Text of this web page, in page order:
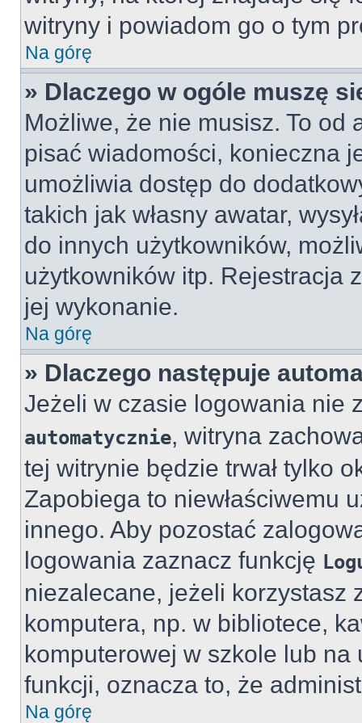
witryny i powiadom go o tym
Na górę
» Dlaczego w ogóle muszę
Możliwe, że nie musisz. To od
pisać wiadomości, konieczna
umożliwia dostęp do
takich jak własny awatar,
do innych użytkowników,
użytkowników itp. Rejestracja
jej wykonanie.
Na górę
» Dlaczego następuje
Jeżeli w czasie logowania nie
automatycznie, witryna
tej witrynie będzie trwał tylko
Zapobiega to niewłaściwemu
innego. Aby pozostać
logowania zaznacz funkcję
niezalecane, jeżeli korzystasz
komputera, np. w bibliotece,
komputerowej w szkole lub
funkcji, oznacza to, że
Na górę